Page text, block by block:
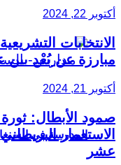
المدرسة في
أكتوبر 22, 2024
الانتخابات
مبارزة عن بُعْد
أكتوبر 21, 2024
صمود الأبطال:
الاستعمار
عشر